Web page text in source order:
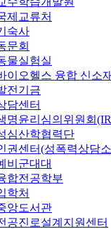
제교류처
숙사
문회
물실험실
이오헬스 융합 신소
전기금
담센터
명윤리심의위원회
심산학협력단
권센터(성폭력상담
비군대대
합전공학부
학처
앙도서관
공진로설계지원센터